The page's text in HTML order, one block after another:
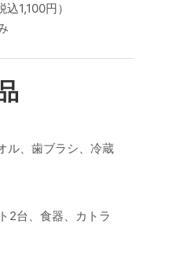
1,100円）
ル、歯ブラシ、冷蔵
2台、食器、カトラ